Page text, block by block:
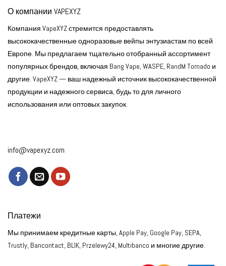
О компании VAPEXYZ
Компания VapeXYZ стремится предоставлять
высококачественные одноразовые вейпы энтузиастам по всей
Европе. Мы предлагаем тщательно отобранный ассортимент
популярных брендов, включая Bang Vape, WASPE, RandM Tornado и
другие. VapeXYZ — ваш надежный источник высококачественной
продукции и надежного сервиса, будь то для личного
использования или оптовых закупок.
info@vapexyz.com
Платежи
Мы принимаем кредитные карты, Apple Pay, Google Pay, SEPA,
Trustly, Bancontact, BLIK, Przelewy24, Multibanco и многие другие.